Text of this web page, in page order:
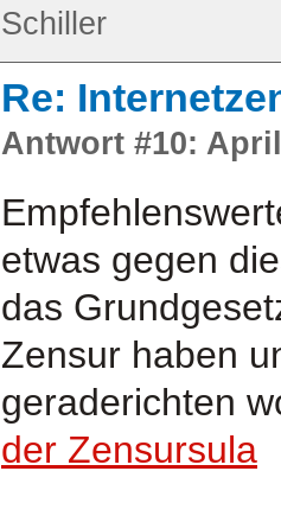
Schiller
Re:
Antwort #10:
etwas gegen
das
Zensur haben
geraderichten
der Zensursula